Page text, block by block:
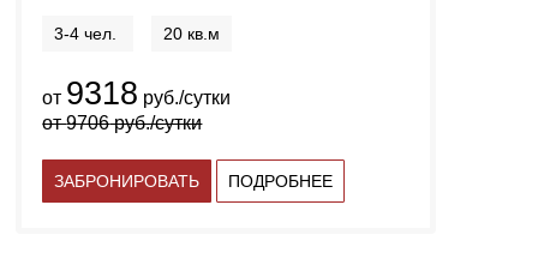
3-4 чел. 20 кв.м
от 9318 руб./сутки
от9706руб./сутки
ЗАБРОНИРОВАТЬ ПОДРОБНЕЕ